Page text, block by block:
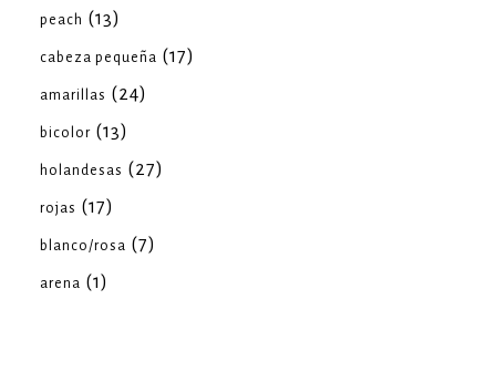
peach (13)
cabeza pequeña (17)
amarillas (24)
bicolor (13)
holandesas (27)
rojas (17)
blanco/rosa (7)
arena (1)